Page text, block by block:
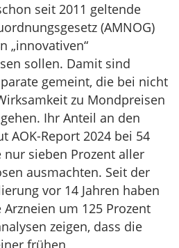
seit 2011 geltende
(AMNOG)
„innovativen“
sollen. Damit sind
gemeint, die bei nicht
zu Mondpreisen
Ihr Anteil an den
AOK-Report 2024 bei 54
nur sieben Prozent aller
ausmachten. Seit der
vor 14 Jahren haben
um 125 Prozent
zeigen, dass die
frühen